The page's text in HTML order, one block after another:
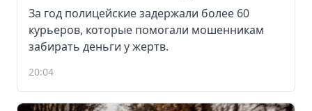
За год полицейские задержали более 60
курьеров, которые помогали мошенникам
забирать деньги у жертв.
20:04